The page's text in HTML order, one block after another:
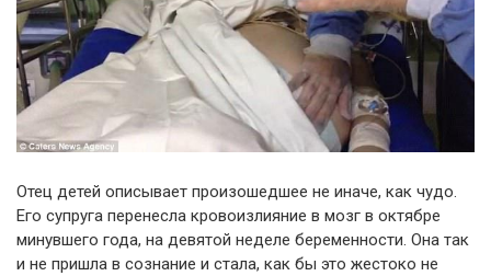
Отец детей описывает произошедшее не иначе, как чудо.
Его супруга перенесла кровоизлияние в мозг в октябре
минувшего года, на девятой неделе беременности. Она так
и не пришла в сознание и стала, как бы это жестоко не